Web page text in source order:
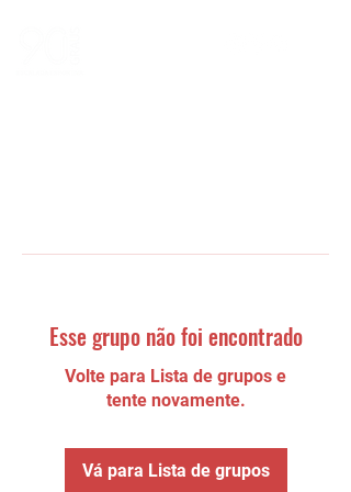
Esse grupo não foi encontrado
Volte para Lista de grupos e
tente novamente.
Vá para Lista de grupos